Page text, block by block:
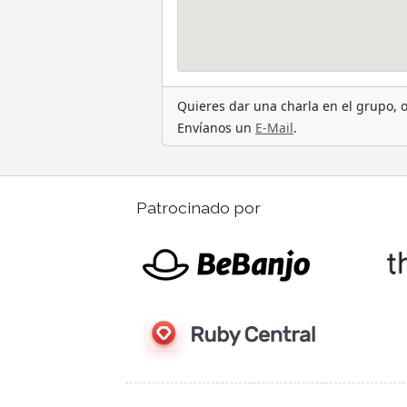
Quieres dar una charla en el grupo,
Envíanos un E-Mail.
Patrocinado por